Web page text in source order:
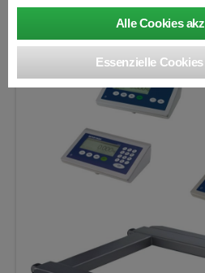
g, Eichschritt: 20 / 50 /